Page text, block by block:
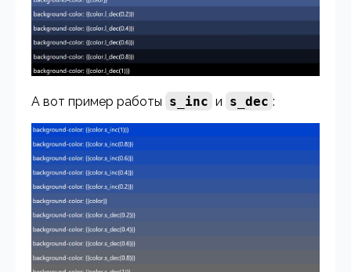
А вот пример работы s_inc и s_dec :